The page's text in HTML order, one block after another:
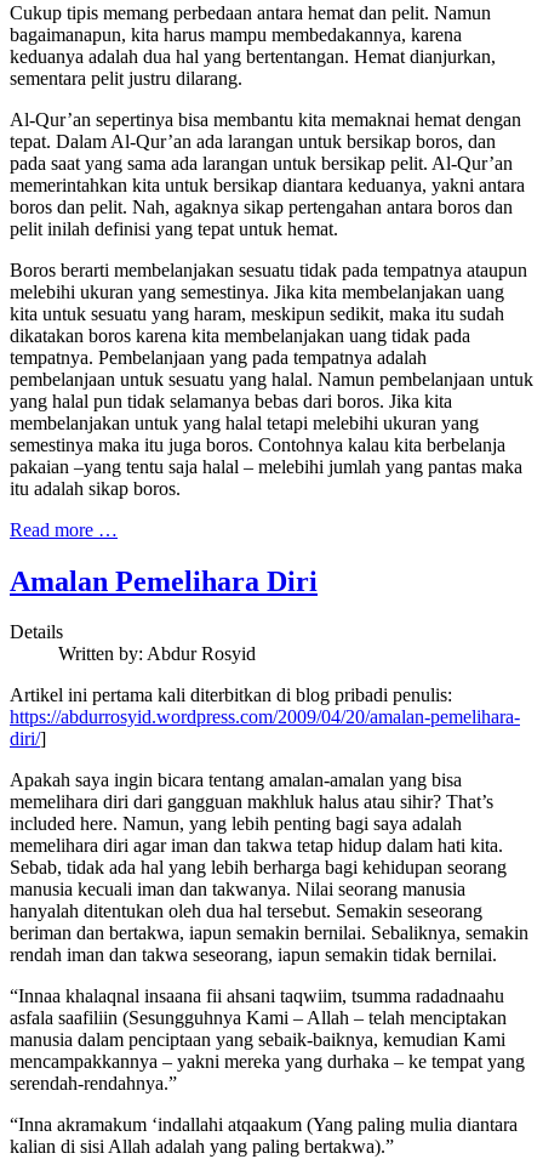
Cukup tipis memang perbedaan antara hemat dan pelit. Namun
bagaimanapun, kita harus mampu membedakannya, karena
keduanya adalah dua hal yang bertentangan. Hemat dianjurkan,
sementara pelit justru dilarang.
Al-Qur’an sepertinya bisa membantu kita memaknai hemat dengan
tepat. Dalam Al-Qur’an ada larangan untuk bersikap boros, dan
pada saat yang sama ada larangan untuk bersikap pelit. Al-Qur’an
memerintahkan kita untuk bersikap diantara keduanya, yakni antara
boros dan pelit. Nah, agaknya sikap pertengahan antara boros dan
pelit inilah definisi yang tepat untuk hemat.
Boros berarti membelanjakan sesuatu tidak pada tempatnya ataupun
melebihi ukuran yang semestinya. Jika kita membelanjakan uang
kita untuk sesuatu yang haram, meskipun sedikit, maka itu sudah
dikatakan boros karena kita membelanjakan uang tidak pada
tempatnya. Pembelanjaan yang pada tempatnya adalah
pembelanjaan untuk sesuatu yang halal. Namun pembelanjaan untuk
yang halal pun tidak selamanya bebas dari boros. Jika kita
membelanjakan untuk yang halal tetapi melebihi ukuran yang
semestinya maka itu juga boros. Contohnya kalau kita berbelanja
pakaian –yang tentu saja halal – melebihi jumlah yang pantas maka
itu adalah sikap boros.
Read more …
Amalan Pemelihara Diri
Details
Written by: Abdur Rosyid
Artikel ini pertama kali diterbitkan di blog pribadi penulis:
https://abdurrosyid.wordpress.com/2009/04/20/amalan-pemelihara-
diri/]
Apakah saya ingin bicara tentang amalan-amalan yang bisa
memelihara diri dari gangguan makhluk halus atau sihir? That’s
included here. Namun, yang lebih penting bagi saya adalah
memelihara diri agar iman dan takwa tetap hidup dalam hati kita.
Sebab, tidak ada hal yang lebih berharga bagi kehidupan seorang
manusia kecuali iman dan takwanya. Nilai seorang manusia
hanyalah ditentukan oleh dua hal tersebut. Semakin seseorang
beriman dan bertakwa, iapun semakin bernilai. Sebaliknya, semakin
rendah iman dan takwa seseorang, iapun semakin tidak bernilai.
“Innaa khalaqnal insaana fii ahsani taqwiim, tsumma radadnaahu
asfala saafiliin (Sesungguhnya Kami – Allah – telah menciptakan
manusia dalam penciptaan yang sebaik-baiknya, kemudian Kami
mencampakkannya – yakni mereka yang durhaka – ke tempat yang
serendah-rendahnya.”
“Inna akramakum ‘indallahi atqaakum (Yang paling mulia diantara
kalian di sisi Allah adalah yang paling bertakwa).”